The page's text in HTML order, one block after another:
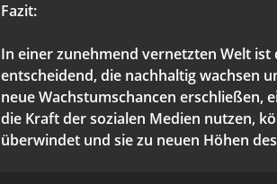
Fazit:
In einer zunehmend vernetzten Welt
entscheidend, die nachhaltig wachsen
neue Wachstumschancen erschließen,
die Kraft der sozialen Medien nutzen,
überwindet und sie zu neuen Höhen